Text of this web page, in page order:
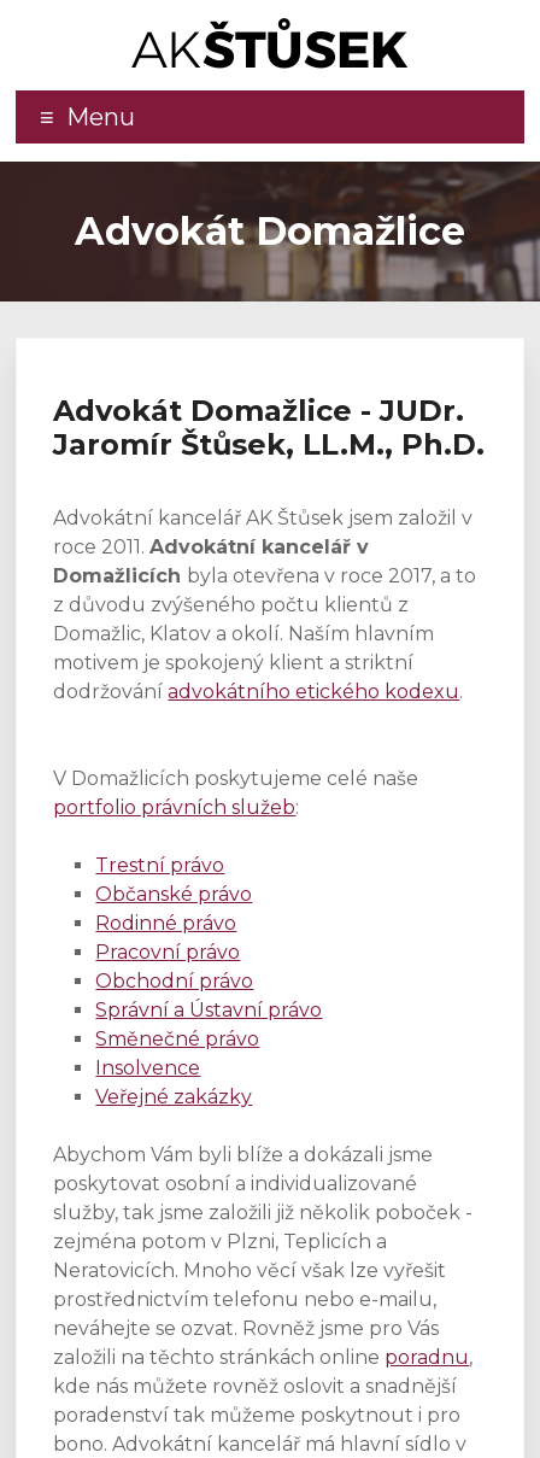
Advokátní
kancelář
JUDr.
Jaromír
Ph.D.
právní
služby
Menu
Advokát Domažlice
Advokát Domažlice - JUDr.
Jaromír Štůsek, LL.M., Ph.D.
Advokátní kancelář AK Štůsek jsem založil v
roce 2011.Advokátní kancelář v
Domažlicích byla otevřena v roce 2017, a to
z důvodu zvýšeného počtu klientů z
Domažlic, Klatov a okolí. Naším hlavním
motivem je spokojený klient a striktní
dodržováníadvokátního etického kodexu.
V Domažlicích poskytujeme celé naše
portfolio právních služeb:
Trestní právo
Občanské právo
Rodinné právo
Pracovní právo
Obchodní právo
Správní a Ústavní právo
Směnečné právo
Insolvence
Veřejné zakázky
Abychom Vám byli blíže a dokázali jsme
poskytovat osobní a individualizované
služby, tak jsme založili již několik poboček -
zejména potom v Plzni, Teplicích a
Neratovicích. Mnoho věcí však lze vyřešit
prostřednictvím telefonu nebo e-mailu,
neváhejte se ozvat. Rovněž jsme pro Vás
založili na těchto stránkách online poradnu,
kde nás můžete rovněž oslovit a snadnější
poradenství tak můžeme poskytnout i pro
bono. Advokátní kancelář má hlavní sídlo v